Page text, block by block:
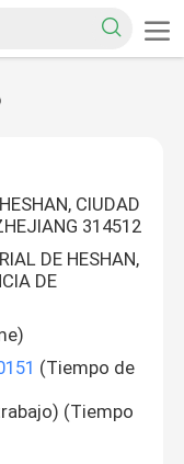
CIUDAD
314512
DE HESHAN,
DE
(Tiempo de
(Tiempo